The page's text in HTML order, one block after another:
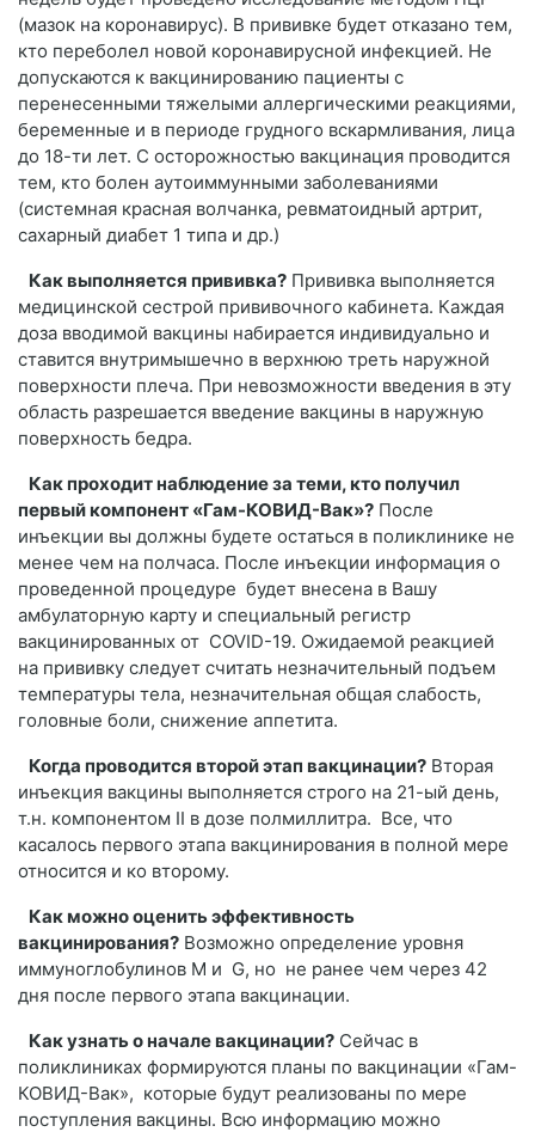
(мазок на коронавирус). В прививке будет отказано тем,
кто переболел новой коронавирусной инфекцией. Не
допускаются к вакцинированию пациенты с
перенесенными тяжелыми аллергическими реакциями,
беременные и в периоде грудного вскармливания, лица
до 18-ти лет. С осторожностью вакцинация проводится
тем, кто болен аутоиммунными заболеваниями
(системная красная волчанка, ревматоидный артрит,
сахарный диабет 1 типа и др.)
Как выполняется прививка? Прививка выполняется
медицинской сестрой прививочного кабинета. Каждая
доза вводимой вакцины набирается индивидуально и
ставится внутримышечно в верхнюю треть наружной
поверхности плеча. При невозможности введения в эту
область разрешается введение вакцины в наружную
поверхность бедра.
Как проходит наблюдение за теми, кто получил
первый компонент «Гам-КОВИД-Вак»? После
инъекции вы должны будете остаться в поликлинике не
менее чем на полчаса. После инъекции информация о
проведенной процедуре будет внесена в Вашу
амбулаторную карту и специальный регистр
вакцинированных от COVID-19. Ожидаемой реакцией
на прививку следует считать незначительный подъем
температуры тела, незначительная общая слабость,
головные боли, снижение аппетита.
Когда проводится второй этап вакцинации? Вторая
инъекция вакцины выполняется строго на 21-ый день,
т.н. компонентом II в дозе полмиллитра. Все, что
касалось первого этапа вакцинирования в полной мере
относится и ко второму.
Как можно оценить эффективность
вакцинирования? Возможно определение уровня
иммуноглобулинов М и G, но не ранее чем через 42
дня после первого этапа вакцинации.
Как узнать о начале вакцинации? Сейчас в
поликлиниках формируются планы по вакцинации «Гам-
КОВИД-Вак», которые будут реализованы по мере
поступления вакцины. Всю информацию можно